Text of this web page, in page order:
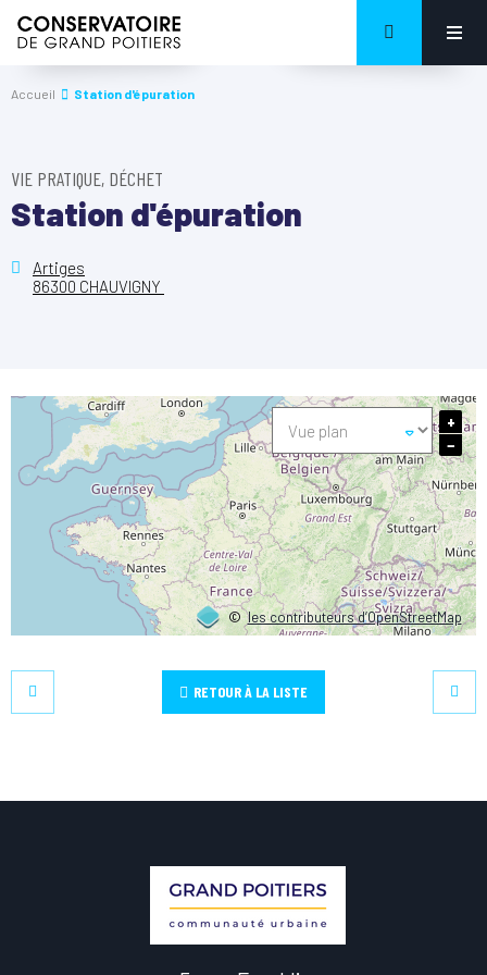
Accueil Station d'épuration
VIE PRATIQUE, DÉCHET
Station d'épuration
Artiges
86300 CHAUVIGNY
©les contributeurs d’OpenStreetMap
+
−
RETOUR À LA LISTE